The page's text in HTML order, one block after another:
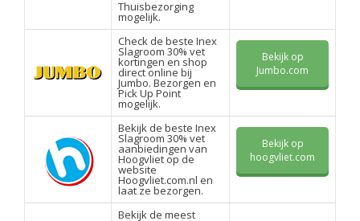
Thuisbezorging
mogelijk.
Check de beste Inex
Slagroom 30% vet
kortingen en shop
direct online bij
Jumbo. Bezorgen en
Pick Up Point
mogelijk.
Bekijk op
Jumbo.com
Bekijk de beste Inex
Slagroom 30% vet
aanbiedingen van
Hoogvliet op de
website
Hoogvliet.com.nl en
laat ze bezorgen.
Bekijk op
hoogvliet.com
Bekijk de meest